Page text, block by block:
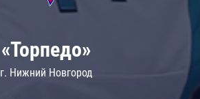
«Торпедо»
г. Нижний Новгород